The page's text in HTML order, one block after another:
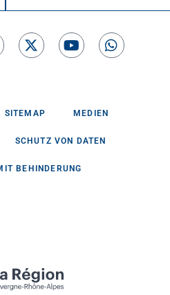
SITEMAP MEDIEN
SCHUTZ VON DATEN
BEHINDERUNG